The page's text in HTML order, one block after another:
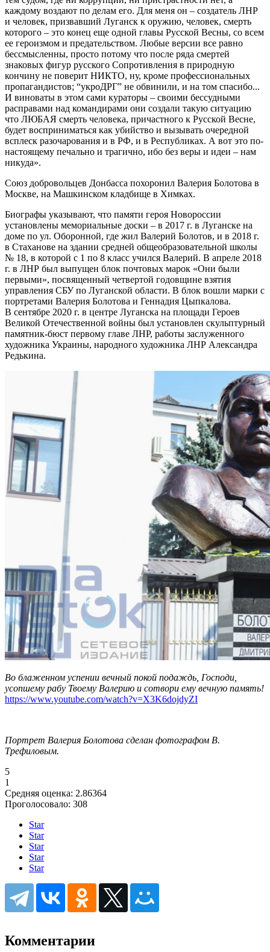
каждому воздают по делам его. Для меня он – создатель ЛНР
и человек, призвавший Луганск к оружию, человек, смерть
которого – это конец еще одной главы Русской Весны, со всем
ее героизмом и предательством. Любые версии все равно
бессмысленны, просто потому что после ряда смертей
знаковых фигур русского Сопротивления в природную
кончину не поверит НИКТО, ну, кроме профессиональных
пропагандистов; “укроДРГ” не обвинили, и на том спасибо...
И виноваты в этом сами кураторы – своими бессудными
расправами над командирами они создали такую ситуацию
что ЛЮБАЯ смерть человека, причастного к Русской Весне,
будет восприниматься как убийство и вызывать очередной
всплеск разочарования и в РФ, и в Республиках. А вот это по-
настоящему печально и трагично, ибо без веры и идеи – нам
никуда».
Союз добровольцев Донбасса похоронил Валерия Болотова в
Москве, на Машкинском кладбище в Химках.
Биографы указывают, что памяти героя Новороссии
установлены мемориальные доски – в 2017 г. в Луганске на
доме по ул. Оборонной, где жил Валерий Болотов, и в 2018 г.
в Стаханове на здании средней общеобразовательной школы
№ 18, в которой с 1 по 8 класс учился Валерий. В апреле 2018
г. в ЛНР был выпущен блок почтовых марок «Они были
первыми», посвященный четвертой годовщине взятия
управления СБУ по Луганской области. В блок вошли марки с
портретами Валерия Болотова и Геннадия Цыпкалова.
В сентябре 2020 г. в центре Луганска на площади Героев
Великой Отечественной войны был установлен скульптурный
памятник-бюст первому главе ЛНР, работы заслуженного
художника Украины, народного художника ЛНР Александра
Редькина.
Во блаженном успении вечный покой подаждь, Господи,
усопшему рабу Твоему Валерию и сотвори ему вечную память!
https://www.youtube.com/watch?v=X3K6dojdyZI
Портрет Валерия Болотова сделан фотографом В.
Трефиловым.
5
1
Средняя оценка: 2.86364
Проголосовало: 308
Star
Star
Star
Star
Star
Комментарии